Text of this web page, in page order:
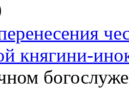
княгини-